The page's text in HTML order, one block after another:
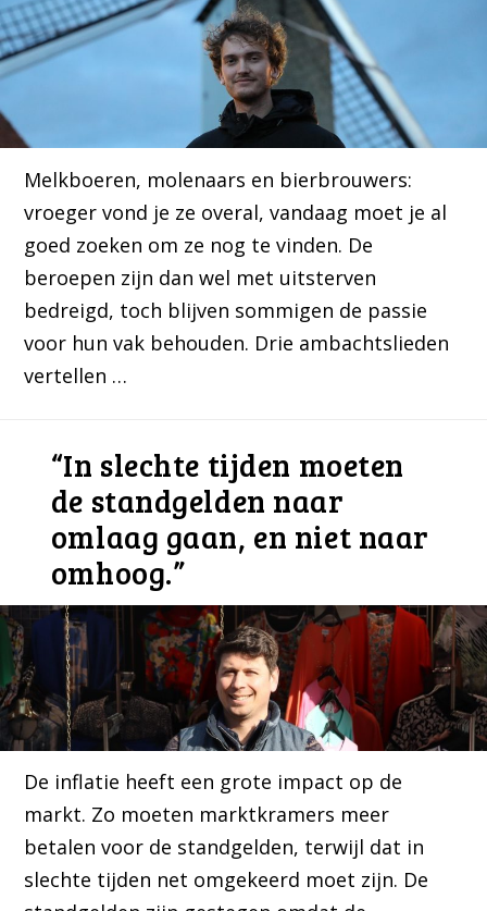
Melkboeren, molenaars en bierbrouwers:
vroeger vond je ze overal, vandaag moet je al
goed zoeken om ze nog te vinden. De
beroepen zijn dan wel met uitsterven
bedreigd, toch blijven sommigen de passie
voor hun vak behouden. Drie ambachtslieden
vertellen …
“In slechte tijden moeten
de standgelden naar
omlaag gaan, en niet naar
omhoog.”
De inflatie heeft een grote impact op de
markt. Zo moeten marktkramers meer
betalen voor de standgelden, terwijl dat in
slechte tijden net omgekeerd moet zijn. De